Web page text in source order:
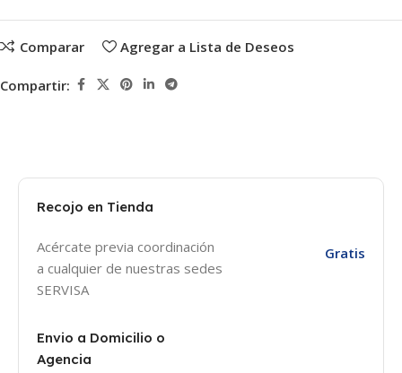
Comparar Agregar a Lista de Deseos
Compartir:
Recojo en Tienda
Acércate previa coordinación
a cualquier de nuestras sedes
SERVISA
Gratis
Envio a Domicilio o
Agencia